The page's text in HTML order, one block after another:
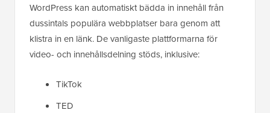
WordPress kan automatiskt bädda in innehåll från
dussintals populära webbplatser bara genom att
klistra in en länk. De vanligaste plattformarna för
video- och innehållsdelning stöds, inklusive:
TikTok
TED